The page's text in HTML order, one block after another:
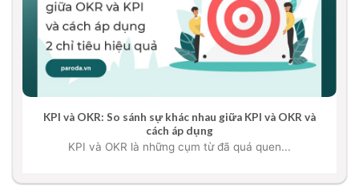
KPI và OKR: So sánh sự khác nhau giữa KPI và OKR và
cách áp dụng
KPI và OKR là những cụm từ đã quá quen...